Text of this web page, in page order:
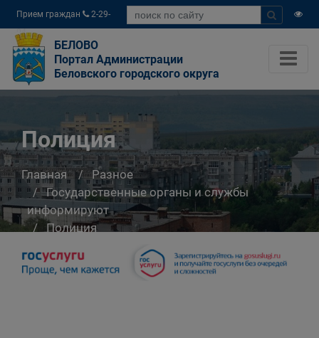
Прием граждан
2-29-
04
БЕЛОВО
Портал Администрации
Беловского городского округа
Полиция
Главная
Разное
Государственные органы и службы
информируют
Полиция